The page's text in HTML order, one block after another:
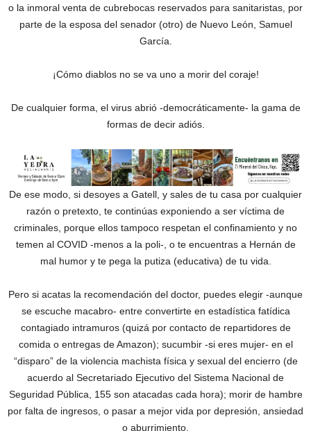
o la inmoral venta de cubrebocas reservados para sanitaristas, por
parte de la esposa del senador (otro) de Nuevo León, Samuel
García.
¡Cómo diablos no se va uno a morir del coraje!
De cualquier forma, el virus abrió -democráticamente- la gama de
formas de decir adiós.
De ese modo, si desoyes a Gatell, y sales de tu casa por cualquier
razón o pretexto, te continúas exponiendo a ser víctima de
criminales, porque ellos tampoco respetan el confinamiento y no
temen al COVID -menos a la poli-, o te encuentras a Hernán de
mal humor y te pega la putiza (educativa) de tu vida.
Pero si acatas la recomendación del doctor, puedes elegir -aunque
se escuche macabro- entre convertirte en estadística fatídica
contagiado intramuros (quizá por contacto de repartidores de
comida o entregas de Amazon); sucumbir -si eres mujer- en el
“disparo” de la violencia machista física y sexual del encierro (de
acuerdo al Secretariado Ejecutivo del Sistema Nacional de
Seguridad Pública, 155 son atacadas cada hora); morir de hambre
por falta de ingresos, o pasar a mejor vida por depresión, ansiedad
o aburrimiento.